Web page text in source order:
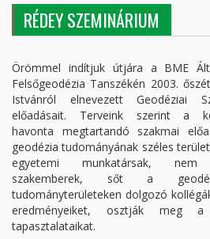
RÉDEY SZEMINÁRIUM
Örömmel indítjuk útjára a BME
Felsőgeodézia Tanszékén 2003.
Istvánról elnevezett Geodéziai
előadásait. Terveink szerint a
havonta megtartandó szakmai
geodézia tudományának széles
egyetemi munkatársak, nem
szakemberek, sőt a
tudományterületeken dolgozó
eredményeiket, osztják meg a
tapasztalataikat.